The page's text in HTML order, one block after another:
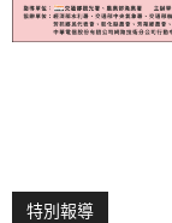
特別報導